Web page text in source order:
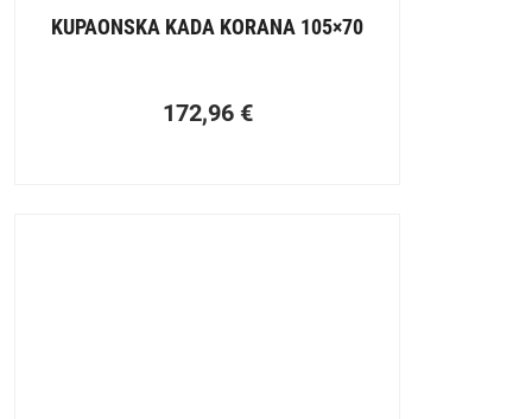
KUPAONSKA KADA KORANA 105×70
172,96 €